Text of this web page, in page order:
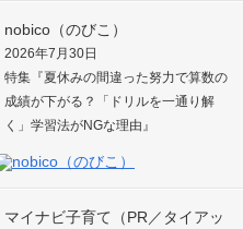
nobico（のびこ）
2026年7月30日
特集『夏休みの間違った努力で算数の
成績が下がる？「ドリルを一通り解
く」学習法がNGな理由』
マイナビ子育て（PR／タイアッ